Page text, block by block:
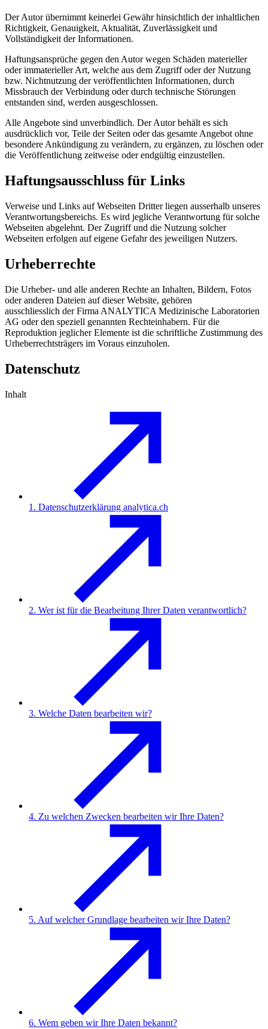
Der Autor übernimmt keinerlei Gewähr hinsichtlich der inhaltlichen
Richtigkeit, Genauigkeit, Aktualität, Zuverlässigkeit und
Vollständigkeit der Informationen.
Haftungsansprüche gegen den Autor wegen Schäden materieller
oder immaterieller Art, welche aus dem Zugriff oder der Nutzung
bzw. Nichtnutzung der veröffentlichten Informationen, durch
Missbrauch der Verbindung oder durch technische Störungen
entstanden sind, werden ausgeschlossen.
Alle Angebote sind unverbindlich. Der Autor behält es sich
ausdrücklich vor, Teile der Seiten oder das gesamte Angebot ohne
besondere Ankündigung zu verändern, zu ergänzen, zu löschen oder
die Veröffentlichung zeitweise oder endgültig einzustellen.
Haftungsausschluss für Links
Verweise und Links auf Webseiten Dritter liegen ausserhalb unseres
Verantwortungsbereichs. Es wird jegliche Verantwortung für solche
Webseiten abgelehnt. Der Zugriff und die Nutzung solcher
Webseiten erfolgen auf eigene Gefahr des jeweiligen Nutzers.
Urheberrechte
Die Urheber- und alle anderen Rechte an Inhalten, Bildern, Fotos
oder anderen Dateien auf dieser Website, gehören
ausschliesslich der Firma ANALYTICA Medizinische Laboratorien
AG oder den speziell genannten Rechteinhabern. Für die
Reproduktion jeglicher Elemente ist die schriftliche Zustimmung des
Urheberrechtsträgers im Voraus einzuholen.
Datenschutz
Inhalt
1. Datenschutzerklärung analytica.ch
2. Wer ist für die Bearbeitung Ihrer Daten verantwortlich?
3. Welche Daten bearbeiten wir?
4. Zu welchen Zwecken bearbeiten wir Ihre Daten?
5. Auf welcher Grundlage bearbeiten wir Ihre Daten?
6. Wem geben wir Ihre Daten bekannt?